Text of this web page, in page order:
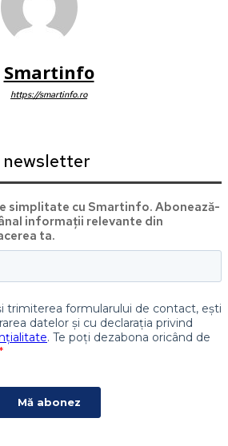
Smartinfo
https://smartinfo.ro
simplitate cu Smartinfo. Abonează-
informații relevante din
ta.